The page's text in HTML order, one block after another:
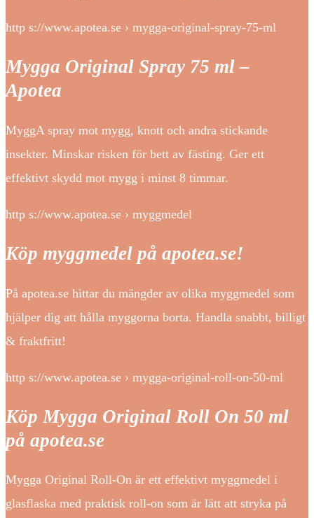
http s://www.apotea.se › mygga-original-spray-75-ml
Mygga Original Spray 75 ml –
Apotea
MyggA spray mot mygg, knott och andra stickande
insekter. Minskar risken för bett av fästing. Ger ett
effektivt skydd mot mygg i minst 8 timmar.
http s://www.apotea.se › myggmedel
Köp myggmedel på apotea.se!
På apotea.se hittar du mängder av olika myggmedel som
hjälper dig att hålla myggorna borta. Handla snabbt, billigt
& fraktfritt!
http s://www.apotea.se › mygga-original-roll-on-50-ml
Köp Mygga Original Roll On 50 ml
på apotea.se
Mygga Original Roll-On är ett effektivt myggmedel i
glasflaska med praktisk roll-on som är lätt att stryka på